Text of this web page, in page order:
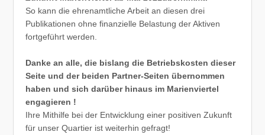
So kann die ehrenamtliche Arbeit an diesen drei
Publikationen ohne finanzielle Belastung der Aktiven
fortgeführt werden.
Danke an alle, die bislang die Betriebskosten dieser
Seite und der beiden Partner-Seiten übernommen
haben und sich darüber hinaus im Marienviertel
engagieren !
Ihre Mithilfe bei der Entwicklung einer positiven Zukunft
für unser Quartier ist weiterhin gefragt!